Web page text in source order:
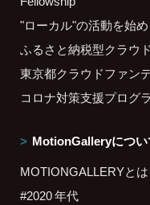
"ローカル"の活動を始め
ふるさと納税型クラウ
東京都クラウドファン
コロナ対策支援プログ
MotionGalleryについ
MOTIONGALLERYとは
#2020 年代